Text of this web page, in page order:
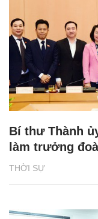
THỜI SỰ
Bí thư Thành
làm trưởng